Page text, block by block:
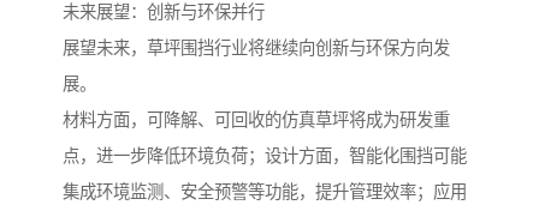
未来展望：创新与环保并行
展望未来，草坪围挡行业将继续向创新与环保方向发
展。
材料方面，可降解、可回收的仿真草坪将成为研发重
点，进一步降低环境负荷；设计方面，智能化围挡可能
集成环境监测、安全预警等功能，提升管理效率；应用